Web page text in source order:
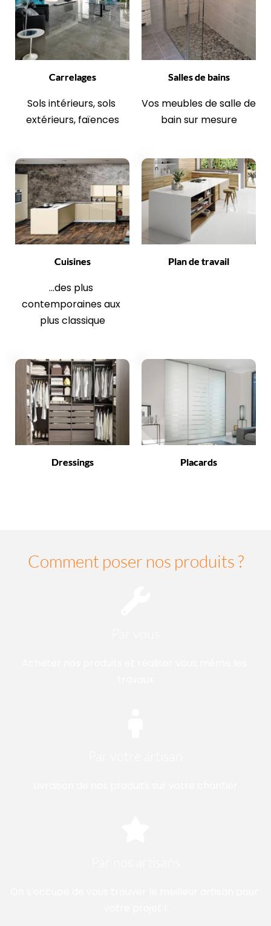
Carrelages
Sols intérieurs, sols
extérieurs, faïences
Salles de bains
Vos meubles de salle de
bain sur mesure
Cuisines
...des plus
contemporaines aux
plus classique
Plan de travail
Dressings Placards
Comment poser nos produits ?